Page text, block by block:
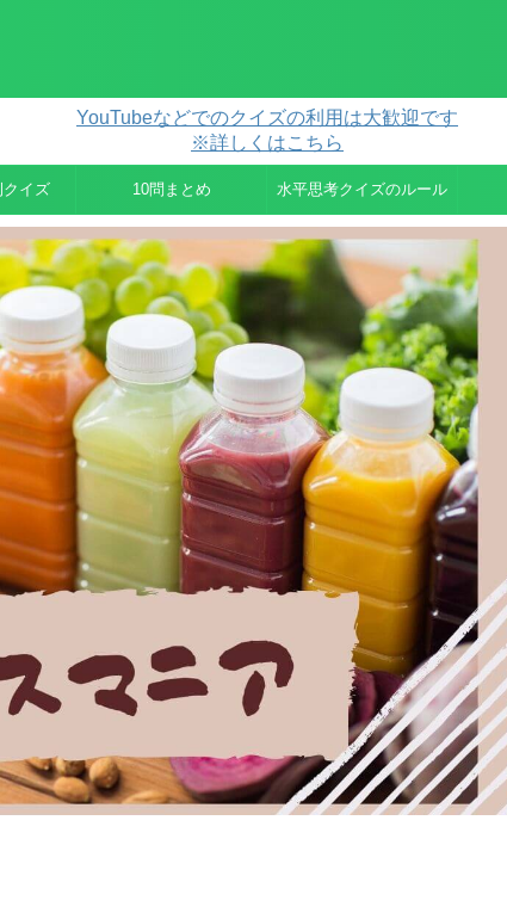
YouTubeなどでのクイズの利用は大歓迎です
※詳しくはこちら
クイズ 10問まとめ 水平思考クイズのルール